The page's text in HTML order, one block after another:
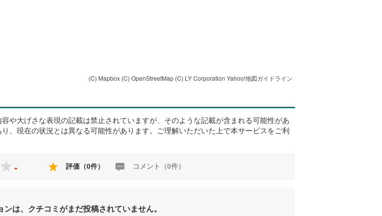
(C) Mapbox (C) OpenStreetMap (C) LY Corporation Yahoo!地図ガイドライン
や大げさな表現の記載は禁止されていますが、そのような記載が含まれる可能性があ
、現在の状況とは異なる可能性があります。ご理解いただいた上で本サービスをご利
- 評価（0件） コメント（0件）
ンは、クチコミがまだ投稿されていません。